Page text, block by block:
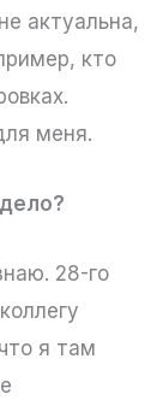
актуальна,
кто
меня.
28-го
я там